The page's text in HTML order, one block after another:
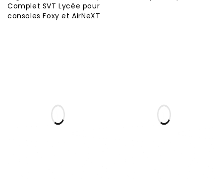
Complet SVT Lycée pour
consoles Foxy et AirNeXT